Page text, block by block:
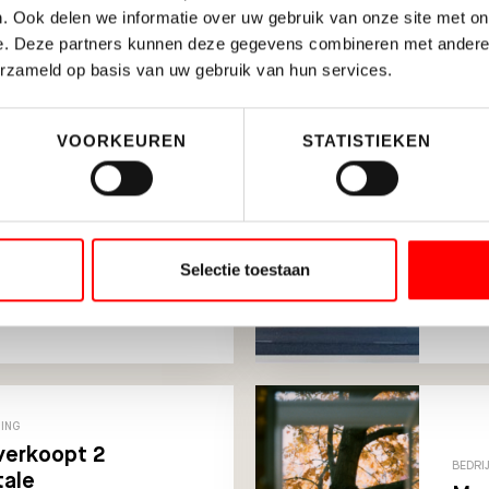
Ook delen we informatie over uw gebruik van onze site met
Deze partners kunnen deze gegevens combineren met
op basis van uw gebruik van hun services.
VOORKEUREN STATISTIEKEN
Selectie toestaan
Gerelateerde berichten
B.V.
2